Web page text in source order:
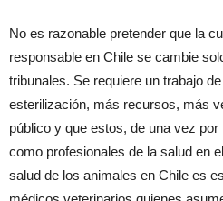
No es razonable pretender que la
responsable en Chile se cambie
tribunales. Se requiere un trabajo
esterilización, más recursos, más
público y que estos, de una vez
como profesionales de la salud en
salud de los animales en Chile es